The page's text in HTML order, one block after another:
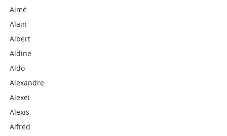
Aimé
Alain
Albert
Aldine
Aldo
Alexandre
Alexei
Alexis
Alfréd